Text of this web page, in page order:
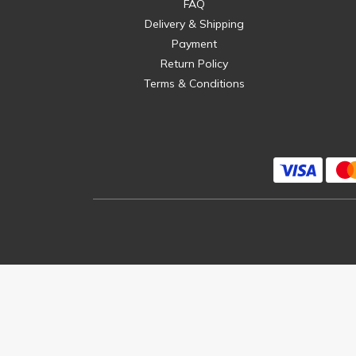
FAQ
Delivery & Shipping
Payment
Return Policy
Terms & Conditions